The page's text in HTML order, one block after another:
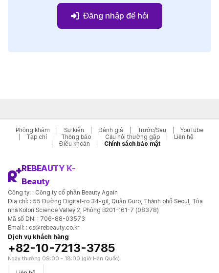
Đăng nhập để hỏi
Phòng khám Sự kiện Đánh giá Trước/Sau
YouTube
Tạp chí
Thông báo Câu hỏi thường gặp
Liên hệ
Điều khoản
Chính sách bảo mật
REBEAUTY K-
Beauty
Công ty: : Công ty cổ phần Beauty Again
Địa chỉ: : 55 Đường Digital-ro 34-gil, Quận Guro, Thành phố Seoul, Tòa
nhà Kolon Science Valley 2, Phòng B201-161-7 (08378)
Mã số DN: : 706-88-03573
Email: : cs@rebeauty.co.kr
Dịch vụ khách hàng
+82-10-7213-3785
Ngày thường 09:00 - 18:00 (giờ Hàn Quốc)